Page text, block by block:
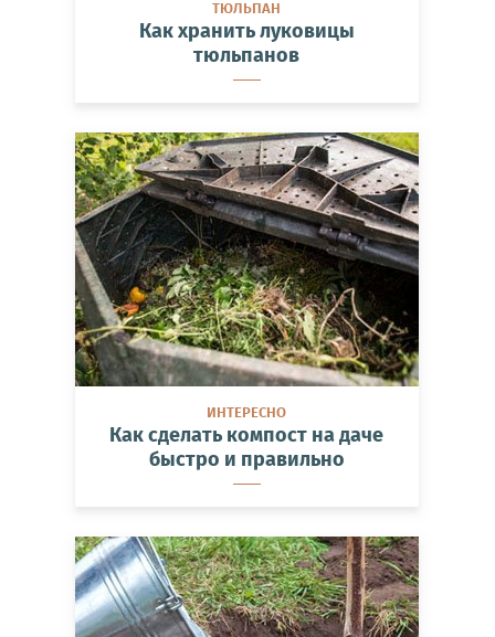
ТЮЛЬПАН
Как хранить луковицы
тюльпанов
ИНТЕРЕСНО
Как сделать компост на даче
быстро и правильно